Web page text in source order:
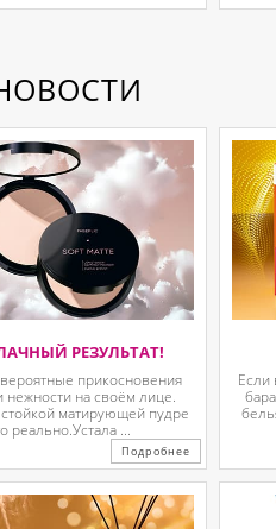
РЕЗУЛЬТАТ!
прикосновения
нежности на своём лице.
стойкой матирующей пудре
реально.Устала ...
Подробнее
Если